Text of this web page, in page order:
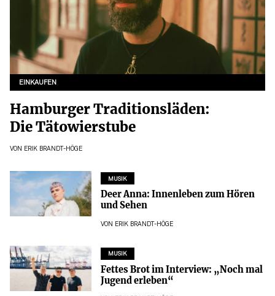
EINKAUFEN
Hamburger Traditionsläden:
Die Tätowierstube
VON ERIK BRANDT-HÖGE
MUSIK
Deer Anna: Innenleben zum Hören
und Sehen
VON ERIK BRANDT-HÖGE
MUSIK
Fettes Brot im Interview: „Noch mal
Jugend erleben“